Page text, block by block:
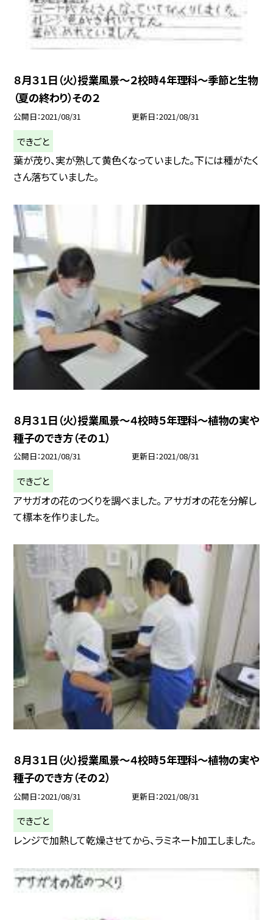
８月３１日（火）授業風景〜２校時４年理科〜季節と生物
（夏の終わり）その２
公開日 2021/08/31 更新日 2021/08/31
できごと
葉が茂り、実が熟して黄色くなっていました。下には種がたく
さん落ちていました。
８月３１日（火）授業風景〜４校時５年理科〜植物の実や
種子のでき方（その１）
公開日 2021/08/31 更新日 2021/08/31
できごと
アサガオの花のつくりを調べました。 アサガオの花を分解し
て標本を作りました。
８月３１日（火）授業風景〜４校時５年理科〜植物の実や
種子のでき方（その２）
公開日 2021/08/31 更新日 2021/08/31
できごと
レンジで加熱して乾燥させてから、ラミネート加工しました。